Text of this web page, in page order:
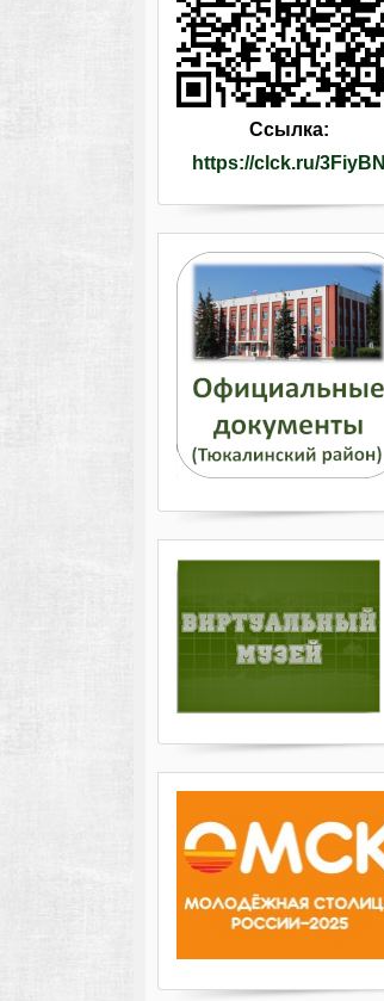
Ссылка:
https://clck.ru/3FiyBN